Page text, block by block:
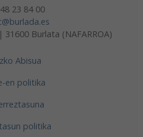
23 84 00
Burlata (NAFARROA)
Abisua
en politika
politika